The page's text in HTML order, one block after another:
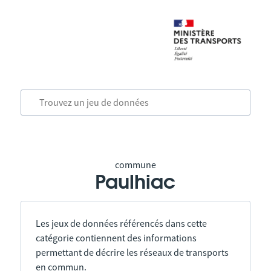
commune
Paulhiac
Les jeux de données référencés dans cette
catégorie contiennent des informations
permettant de décrire les réseaux de transports
en commun.